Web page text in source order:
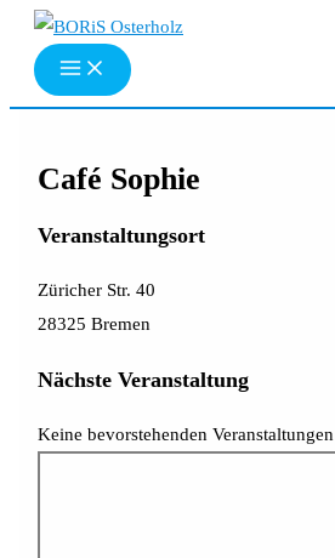
Zum
Inhalt
springen
Café Sophie
Veranstaltungsort
Züricher Str. 40
28325 Bremen
Nächste Veranstaltung
Keine bevorstehenden Veranstaltungen